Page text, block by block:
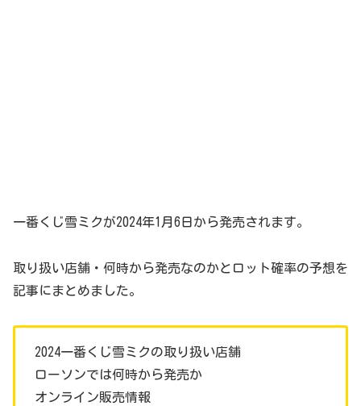
一番くじ雪ミクが2024年1月6日から発売されます。
取り扱い店舗・何時から発売なのかとロット確率の予想を
記事にまとめました。
2024一番くじ雪ミクの取り扱い店舗
ローソンでは何時から発売か
オンライン販売情報